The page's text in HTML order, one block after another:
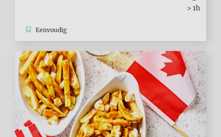
> 1h
Eenvoudig